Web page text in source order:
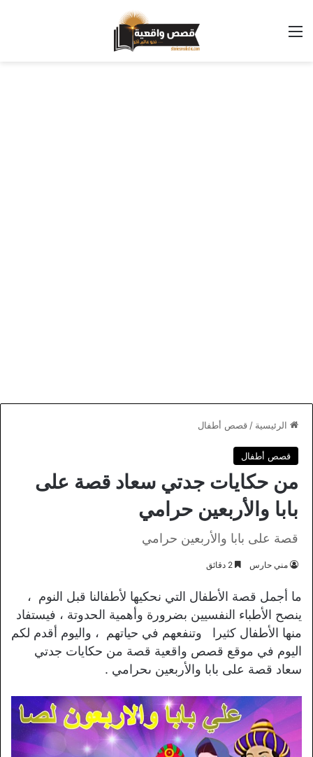
القائمة
الرئيسية / قصص أطفال
قصص أطفال
من حكايات جدتي سعاد قصة على
بابا والأربعين حرامي
قصة على بابا والأربعين حرامي
مني حارس
ما أجمل قصة الأطفال التي نحكيها لأطفالنا قبل النوم ،
ينصح الأطباء النفسيين بضرورة وأهمية الحدوتة ، فيستفاد
منها الأطفال كثيرا وتنفعهم في حياتهم ، واليوم أقدم لكم
اليوم في موقع قصص واقعية قصة من حكايات جدتي
سعاد قصة على بابا والأربعين ىحرامي .